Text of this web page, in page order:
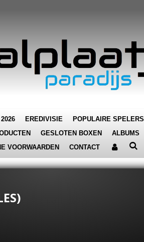
EREDIVISIE POPULAIRE SPELERS
GESLOTEN BOXEN ALBUMS
VOORWAARDEN CONTACT